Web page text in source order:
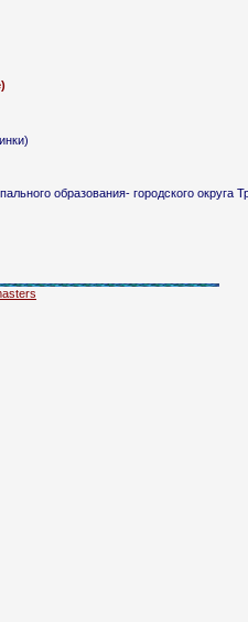
образования- городского округа